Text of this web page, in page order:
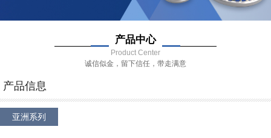
产品中心
Product Center
诚信似金，留下信任，带走满意
产品信息
亚洲系列